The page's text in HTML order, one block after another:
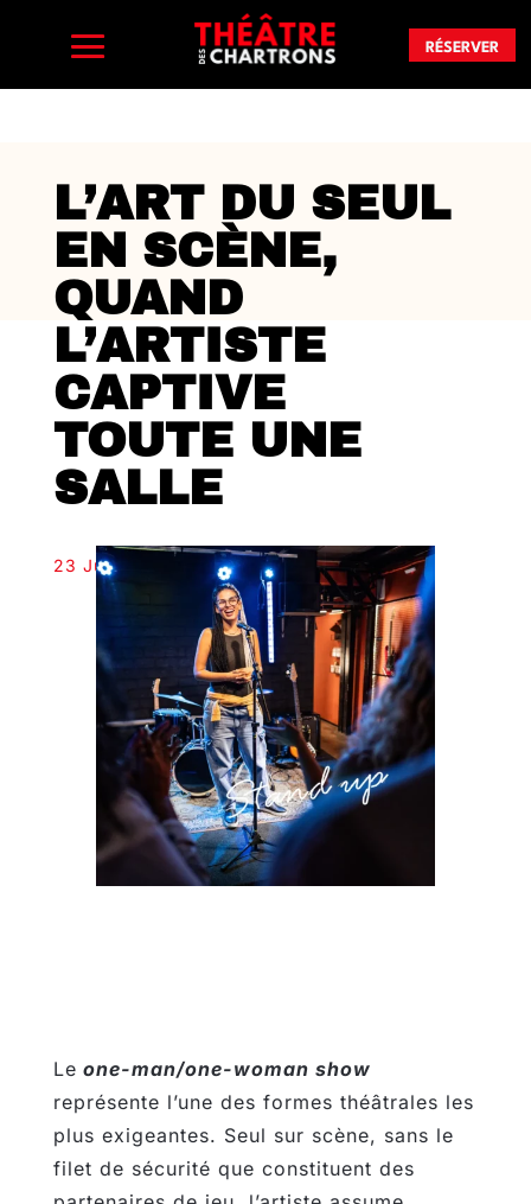
RÉSERVER
L’ART DU SEUL
EN SCÈNE,
QUAND
L’ARTISTE
CAPTIVE
TOUTE UNE
SALLE
23 Juil, 2025
Le one-man/one-woman show
représente l’une des formes théâtrales les
plus exigeantes. Seul sur scène, sans le
filet de sécurité que constituent des